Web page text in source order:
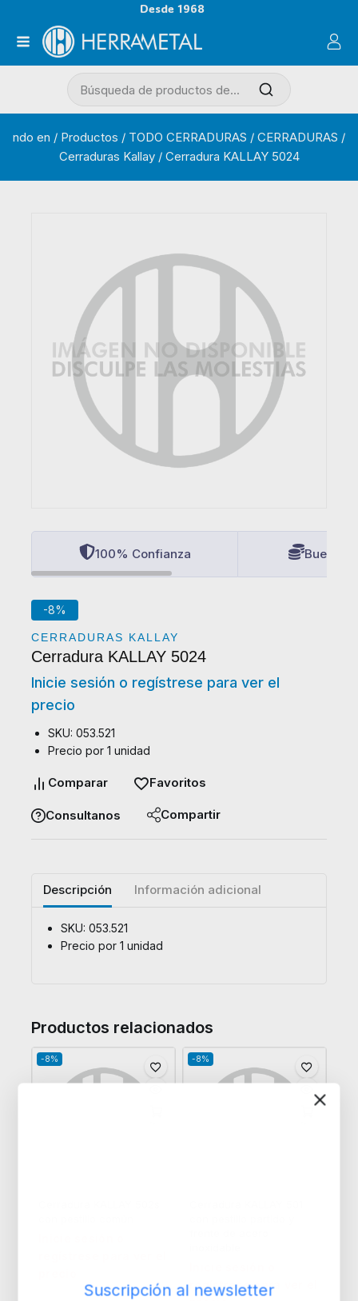
Desde 1968
ndo en / Productos / TODO CERRADURAS / CERRADURAS /
Cerraduras Kallay / Cerradura KALLAY 5024
100% Confianza Buenos
-8%
CERRADURAS KALLAY
Cerradura KALLAY 5024
Inicie sesión o regístrese para ver el
precio
SKU: 053.521
Precio por 1 unidad
Comparar Favoritos
Consultanos Compartir
Descripción Información adicional
SKU: 053.521
Precio por 1 unidad
Productos relacionados
-8% -8%
regístrese para ver el
Suscripción al newsletter